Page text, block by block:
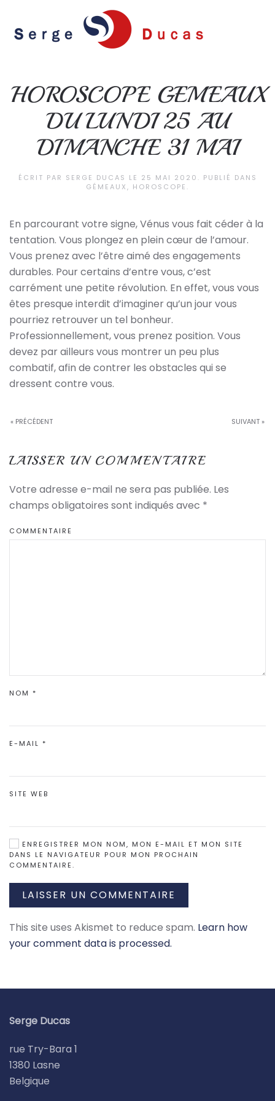
Skip to main content
HOROSCOPE GEMEAUX
DU LUNDI 25 AU
DIMANCHE 31 MAI
ÉCRIT PAR SERGE DUCAS LE 25 MAI 2020 . PUBLIÉ DANS
GÉMEAUX, HOROSCOPE .
En parcourant votre signe, Vénus vous fait céder à la
tentation. Vous plongez en plein cœur de l’amour.
Vous prenez avec l’être aimé des engagements
durables. Pour certains d’entre vous, c’est
carrément une petite révolution. En effet, vous vous
êtes presque interdit d’imaginer qu’un jour vous
pourriez retrouver un tel bonheur.
Professionnellement, vous prenez position. Vous
devez par ailleurs vous montrer un peu plus
combatif, afin de contrer les obstacles qui se
dressent contre vous.
« PRÉCÉDENT SUIVANT »
LAISSER UN COMMENTAIRE
Votre adresse e-mail ne sera pas publiée. Les
champs obligatoires sont indiqués avec *
COMMENTAIRE
NOM *
E-MAIL *
SITE WEB
ENREGISTRER MON NOM, MON E-MAIL ET MON SITE
DANS LE NAVIGATEUR POUR MON PROCHAIN
COMMENTAIRE.
LAISSER UN COMMENTAIRE
This site uses Akismet to reduce spam. Learn how
your comment data is processed.
Serge Ducas
rue Try-Bara 1
1380 Lasne
Belgique